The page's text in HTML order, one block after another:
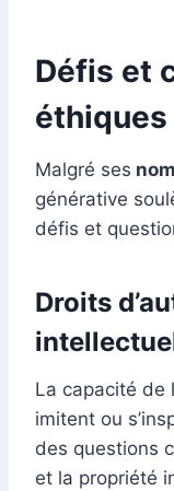
Défis et
éthiques
Malgré ses
générative
défis et
Droits
La capacité de
imitent ou
des questions
et la propriété